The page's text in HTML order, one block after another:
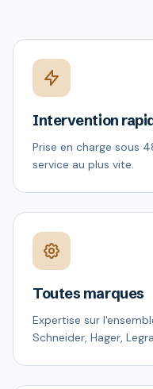
Intervention
Prise en charge sous
service au plus vite.
Toutes marques
Expertise sur
Schneider, Hager,